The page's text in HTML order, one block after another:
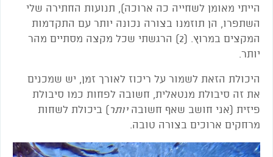
הייתי מאומן לשחייה כה ארוכה), תנועות החתירה שלי
השתפרו, הן תוזמנו בצורה נכונה יותר עם התקדמות
המקצים במרוץ. (2) הרגשתי שכל מקצה מסתיים מהר
יותר.
היכולת הזאת לשמור על ריכוז לאורך זמן, יש שמכנים
את זה סיבולת מנטאלית, חשובה לפחות כמו סיבולת
פיזית (אני חושב שאף חשובהיותר) ביכולת לשחות
מרחקים ארוכים בצורה טובה.